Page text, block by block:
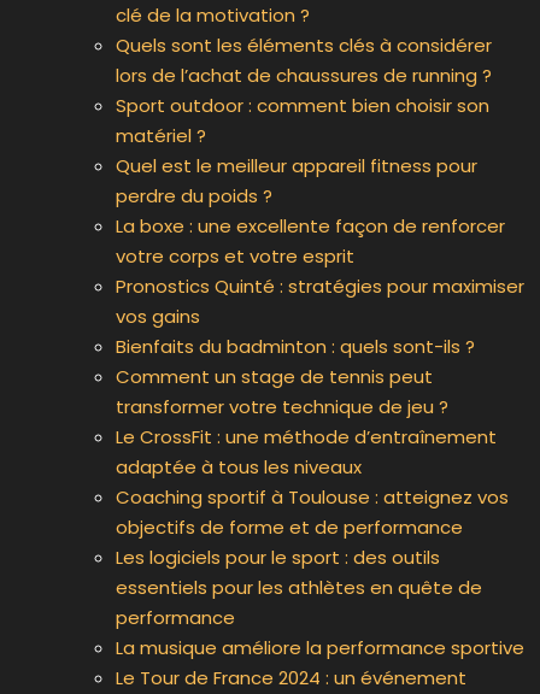
clé de la motivation ?
Quels sont les éléments clés à considérer
lors de l’achat de chaussures de running ?
Sport outdoor : comment bien choisir son
matériel ?
Quel est le meilleur appareil fitness pour
perdre du poids ?
La boxe : une excellente façon de renforcer
votre corps et votre esprit
Pronostics Quinté : stratégies pour maximiser
vos gains
Bienfaits du badminton : quels sont-ils ?
Comment un stage de tennis peut
transformer votre technique de jeu ?
Le CrossFit : une méthode d’entraînement
adaptée à tous les niveaux
Coaching sportif à Toulouse : atteignez vos
objectifs de forme et de performance
Les logiciels pour le sport : des outils
essentiels pour les athlètes en quête de
performance
La musique améliore la performance sportive
Le Tour de France 2024 : un événement